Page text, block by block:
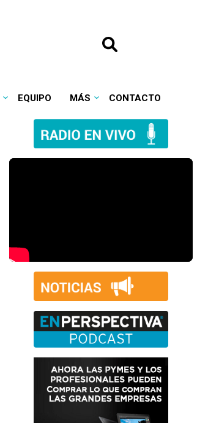
EQUIPO MÁS CONTACTO